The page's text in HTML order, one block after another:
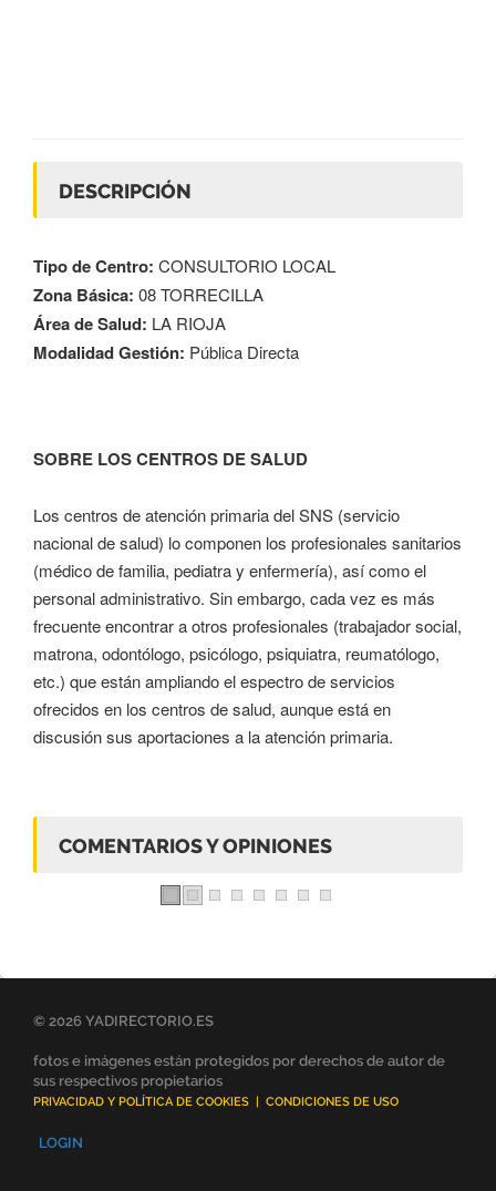
DESCRIPCIÓN
Tipo de Centro: CONSULTORIO LOCAL
Zona Básica: 08 TORRECILLA
Área de Salud: LA RIOJA
Modalidad Gestión: Pública Directa
SOBRE LOS CENTROS DE SALUD
Los centros de atención primaria del SNS (servicio
nacional de salud) lo componen los profesionales sanitarios
(médico de familia, pediatra y enfermería), así como el
personal administrativo. Sin embargo, cada vez es más
frecuente encontrar a otros profesionales (trabajador social,
matrona, odontólogo, psicólogo, psiquiatra, reumatólogo,
etc.) que están ampliando el espectro de servicios
ofrecidos en los centros de salud, aunque está en
discusión sus aportaciones a la atención primaria.
COMENTARIOS Y OPINIONES
© 2026 YADIRECTORIO.ES
fotos e imágenes están protegidos por derechos de autor de
sus respectivos propietarios
PRIVACIDAD Y POLÍTICA DE COOKIES | CONDICIONES DE USO
LOGIN